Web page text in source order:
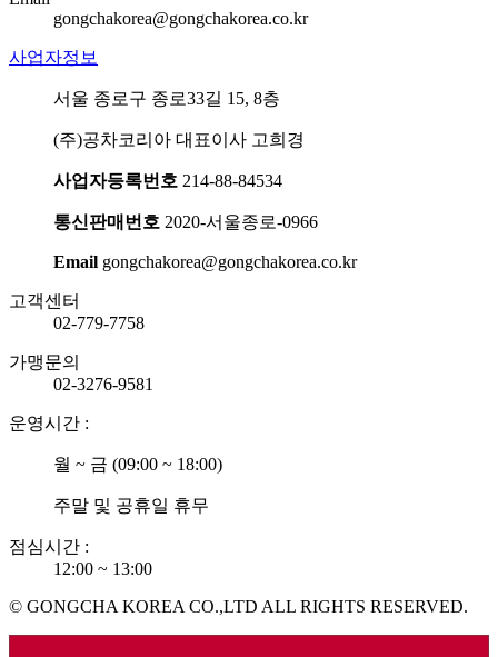
gongchakorea@gongchakorea.co.kr
사업자정보
서울 종로구 종로33길 15, 8층
(주)공차코리아 대표이사 고희경
사업자등록번호 214-88-84534
통신판매번호 2020-서울종로-0966
Email gongchakorea@gongchakorea.co.kr
고객센터
02-779-7758
가맹문의
02-3276-9581
운영시간 :
월 ~ 금 (09:00 ~ 18:00)
주말 및 공휴일 휴무
점심시간 :
12:00 ~ 13:00
© GONGCHA KOREA CO.,LTD ALL RIGHTS RESERVED.